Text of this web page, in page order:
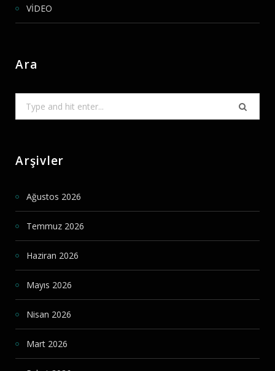
VİDEO
Ara
for:
Arşivler
Ağustos 2026
Temmuz 2026
Haziran 2026
Mayıs 2026
Nisan 2026
Mart 2026